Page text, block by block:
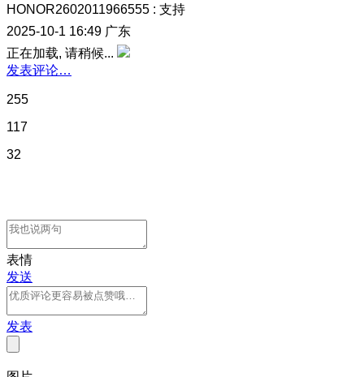
HONOR2602011966555 : 支持
2025-10-1 16:49 广东
正在加载, 请稍候...
发表评论…
255
117
32
表情
发送
发表